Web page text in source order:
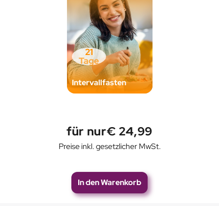
21
Tage
Intervallfasten
für nur€ 24,99
Preise inkl. gesetzlicher MwSt.
In den Warenkorb